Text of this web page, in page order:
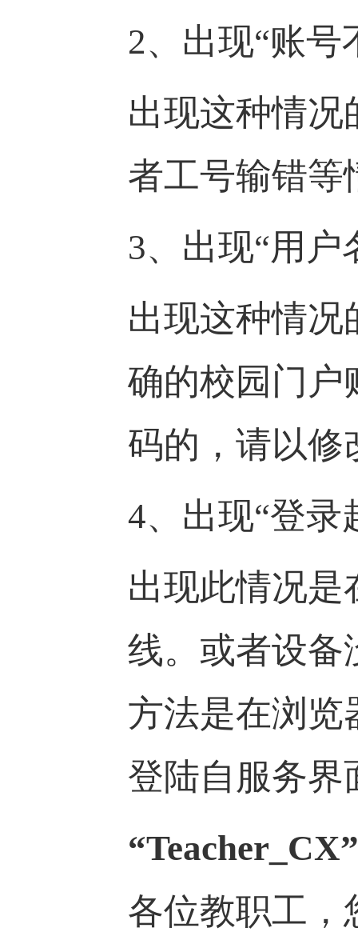
2、出现“账号
出现这种情况
者工号输错等
3、出现“用
出现这种情况
确的校园门户
码的，请以修
4、出现“登录
出现此情况是
线。或者设备
方法是在浏览
登陆自服务界
各位教职工，